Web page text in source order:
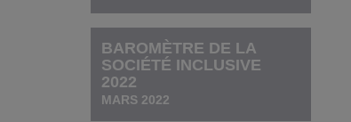
BAROMÈTRE DE LA
SOCIÉTÉ INCLUSIVE
2022
MARS 2022